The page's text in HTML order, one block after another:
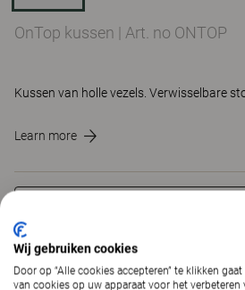
OnTop kussen | Art. no ONTOP
Kussen van holle vezels. Verwisselbare
Learn more
RemovableUpholstery
Wij gebruiken cookies
Door op “Alle cookies accepteren” te klikken
van cookies op uw apparaat voor het verbeteren